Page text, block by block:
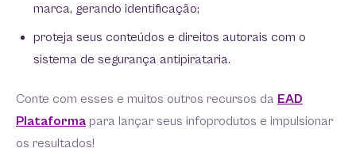
marca, gerando identificação;
proteja seus conteúdos e direitos autorais com o
sistema de segurança antipirataria.
Conte com esses e muitos outros recursos da EAD
Plataforma para lançar seus infoprodutos e impulsionar
os resultados!